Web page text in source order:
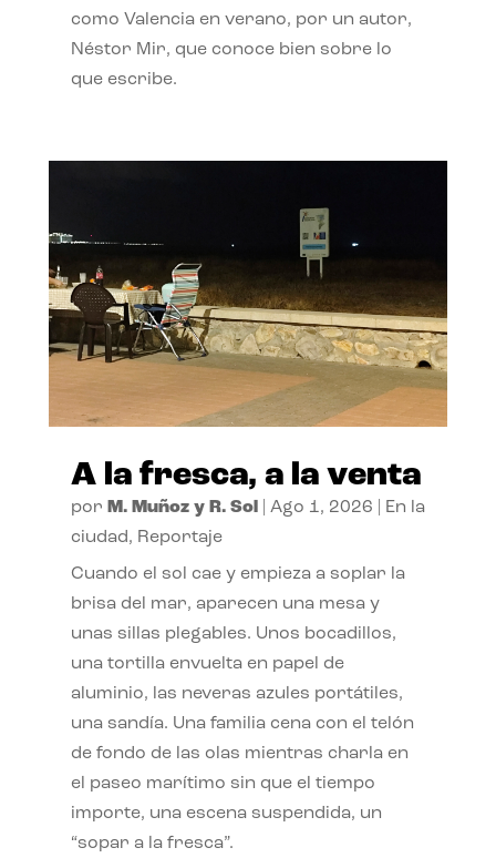
como Valencia en verano, por un autor,
Néstor Mir, que conoce bien sobre lo
que escribe.
A la fresca, a la venta
por M. Muñoz y R. Sol| Ago 1, 2026
En la
ciudad, Reportaje
Cuando el sol cae y empieza a soplar la
brisa del mar, aparecen una mesa y
unas sillas plegables. Unos bocadillos,
una tortilla envuelta en papel de
aluminio, las neveras azules portátiles,
una sandía. Una familia cena con el telón
de fondo de las olas mientras charla en
el paseo marítimo sin que el tiempo
importe, una escena suspendida, un
“sopar a la fresca”.